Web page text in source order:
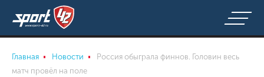
Главная Новости
Россия обыграла финнов. Головин весь
матч провёл на поле